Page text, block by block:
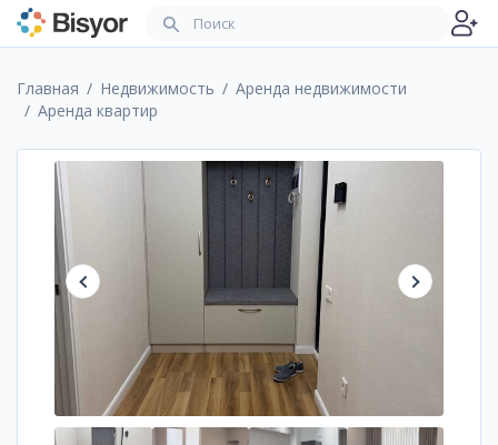
Главная Недвижимость
Аренда недвижимости
Аренда квартир